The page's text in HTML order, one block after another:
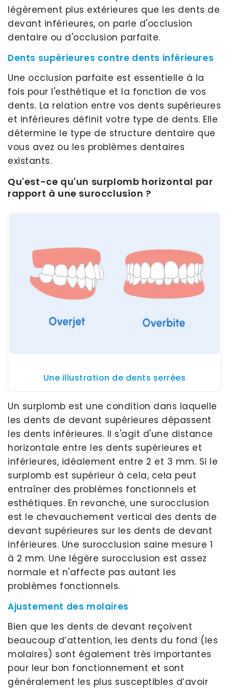
légèrement plus extérieures que les dents de
devant inférieures, on parle d'occlusion
dentaire ou d'occlusion parfaite.
Dents supérieures contre dents inférieures
Une occlusion parfaite est essentielle à la
fois pour l'esthétique et la fonction de vos
dents. La relation entre vos dents supérieures
et inférieures définit votre type de dents. Elle
détermine le type de structure dentaire que
vous avez ou les problèmes dentaires
existants.
Qu'est-ce qu'un surplomb horizontal par
rapport à une surocclusion ?
Une illustration de dents serrées
Un surplomb est une condition dans laquelle
les dents de devant supérieures dépassent
les dents inférieures. Il s'agit d'une distance
horizontale entre les dents supérieures et
inférieures, idéalement entre 2 et 3 mm. Si le
surplomb est supérieur à cela, cela peut
entraîner des problèmes fonctionnels et
esthétiques. En revanche, une surocclusion
est le chevauchement vertical des dents de
devant supérieures sur les dents de devant
inférieures. Une surocclusion saine mesure 1
à 2 mm. Une légère surocclusion est assez
normale et n'affecte pas autant les
problèmes fonctionnels.
Ajustement des molaires
Bien que les dents de devant reçoivent
beaucoup d’attention, les dents du fond (les
molaires) sont également très importantes
pour leur bon fonctionnement et sont
généralement les plus susceptibles d’avoir